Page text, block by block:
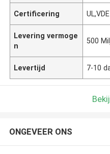
Certificering UL,VDE
Levering vermoge
n
500
Levertijd 7-10
ONGEVEER ONS